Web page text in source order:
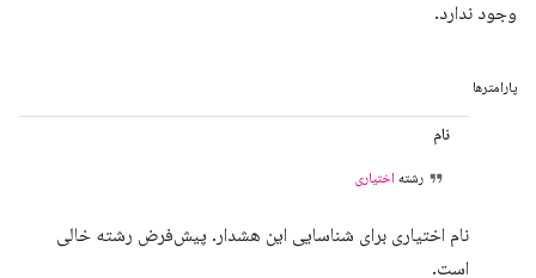
وجود ندارد.
پارامترها
نام
رشته اختیاری
نام اختیاری برای شناسایی این هشدار. پیش‌فرض رشته خالی
است.